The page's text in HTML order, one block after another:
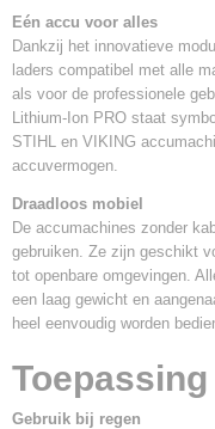
Eén accu voor alles
Dankzij het innovatieve
laders compatibel met alle
als voor de professionele
Lithium-Ion PRO staat
STIHL en VIKING
accuvermogen.
Draadloos mobiel
De accumachines zonder
gebruiken. Ze zijn geschikt
tot openbare omgevingen.
een laag gewicht en
heel eenvoudig worden
Toepassing
Gebruik bij regen